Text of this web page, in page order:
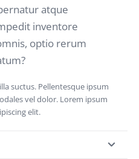
atque
inventore
optio rerum
suctus. Pellentesque ipsum
vel dolor. Lorem ipsum
elit.